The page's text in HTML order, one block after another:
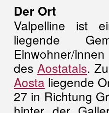
Der Ort
Valpelline ist
liegende
Einwohner/
des Aostatals.
Aosta liegende
27 in Richtung